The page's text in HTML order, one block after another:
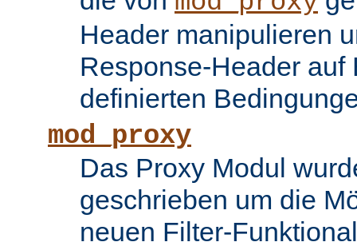
Header manipulieren
Response-Header auf
definierten
mod_proxy
Das Proxy Modul
geschrieben um die
neuen Filter-